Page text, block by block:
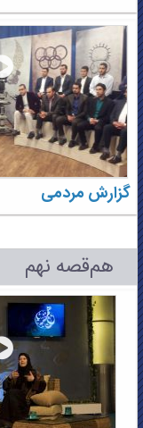
گزارش مردمی
هم‌قصه نهم